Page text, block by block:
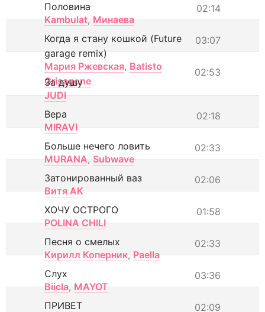
02:14
Половина
Kambulat, Минаева
03:07
Когда я стану кошкой (Future
garage remix)
Мария Ржевская, Batisto
Grisagone
02:53
За душу
JUDI
02:18
Вера
MIRAVI
02:33
Больше нечего ловить
MURANA, Subwave
02:06
Затонированный ваз
Витя АК
01:58
ХОЧУ ОСТРОГО
POLINA CHILI
02:33
Песня о смелых
Кирилл Коперник, Paella
03:36
Слух
Biicla, MAYOT
02:09
ПРИВЕТ